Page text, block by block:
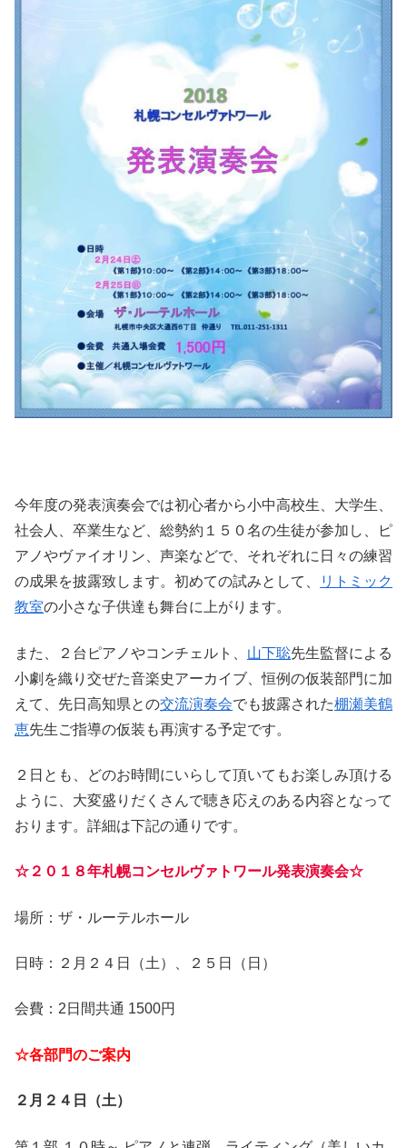
今年度の発表演奏会では初心者から小中高校生、大学生、
社会人、卒業生など、総勢約１５０名の生徒が参加し、ピ
アノやヴァイオリン、声楽などで、それぞれに日々の練習
の成果を披露致します。初めての試みとして、
リトミック
教室の小さな子供達も舞台に上がります。
また、２台ピアノやコンチェルト、 山下聡先生監督による
小劇を織り交ぜた音楽史アーカイブ、恒例の仮装部門に加
えて、先日高知県との交流演奏会でも披露された棚瀬美鶴
恵先生ご指導の仮装も再演する予定です。
２日とも、どのお時間にいらして頂いてもお楽しみ頂ける
ように、大変盛りだくさんで聴き応えのある内容となって
おります。詳細は下記の通りです。
☆２０１８年札幌コンセルヴァトワール発表演奏会☆
場所：ザ・ルーテルホール
日時：２月２４日（土）、２５日（日）
会費：2日間共通 1500円
☆各部門のご案内
２月２４日（土）